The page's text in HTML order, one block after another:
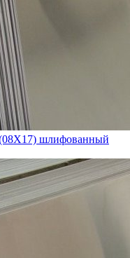
шлифованный